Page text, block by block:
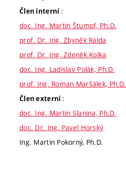
Člen interní :
doc. Ing. Martin Štumpf, Ph.D.
prof. Dr. Ing. Zbyněk Raida
prof. Dr. Ing. Zdeněk Kolka
doc. Ing. Ladislav Polák, Ph.D.
prof. Ing. Roman Maršálek, Ph.D.
Člen externí :
doc. Ing. Martin Slanina, Ph.D.
doc. Dr. Ing. Pavel Horský
Ing. Martin Pokorný, Ph.D.